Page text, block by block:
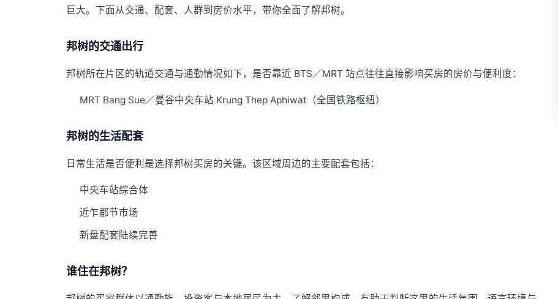
巨大。下面从交通、配套、人群到房价水平，带你全面了解邦树。
邦树的交通出行
邦树所在片区的轨道交通与通勤情况如下，是否靠近 BTS／MRT 站点往往直接影响买房的房价与便利度：
MRT Bang Sue／曼谷中央车站 Krung Thep Aphiwat（全国铁路枢纽）
邦树的生活配套
日常生活是否便利是选择邦树买房的关键。该区域周边的主要配套包括：
中央车站综合体
近乍都节市场
新盘配套陆续完善
谁住在邦树？